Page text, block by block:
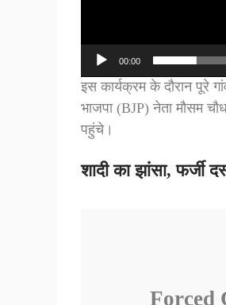
00:00
इस कार्यक्रम के दौरान पूरे
भाजपा (BJP) नेता मौसम
पहुंचे।
शादी का झांसा, फर्जी
Forced